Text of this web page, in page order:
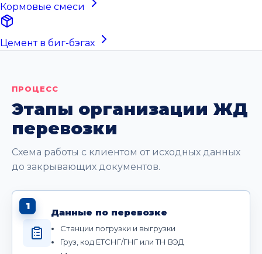
Кормовые смеси
Цемент в биг-бэгах
ПРОЦЕСС
Этапы организации ЖД
перевозки
Схема работы с клиентом от исходных данных
до закрывающих документов.
1
Данные по перевозке
Станции погрузки и выгрузки
Груз, код ЕТСНГ/ГНГ или ТН ВЭД